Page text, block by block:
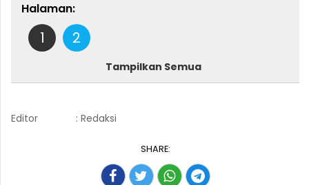
Halaman:
1 2
Tampilkan Semua
Editor : Redaksi
SHARE: